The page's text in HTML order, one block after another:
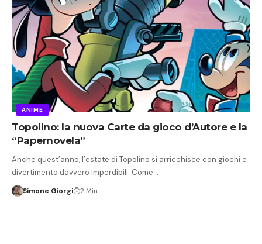
ANIME
Topolino: la nuova Carte da gioco d’Autore e la
“Papernovela”
Anche quest’anno, l’estate di Topolino si arricchisce con giochi e
divertimento davvero imperdibili. Come…
Simone Giorgi 2 Min